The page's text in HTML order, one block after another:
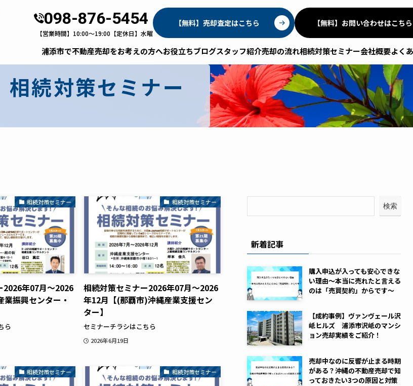
098-876-5454
【営業時間】10:00～19:00【定休日】水曜
【無料】売却査定はこちら 【無料】お問い合わせはこちら
浦添市で不動産売却をお考えの方へお役立ちブログスタッフ紹介売却の流れ相続対策セミナー会社概要よく
相続対策セミナー
相続対策セミナー
2026年07月～2026
振興センター・
ら
相続対策セミナー
相続対策セミナー2026年07月～2026
年12月【(那覇市)沖縄産業支援セン
ター】
セミナーチラシはこちら
2026年6月19日
相続対策セミナー 相続対策セミナー
検索
新着記事
購入申込が入っても安心できな
い理由～本当に売れたと言える
のは「売買契約」からです～
【成約事例】ヴァンヴェール沢
岻ヒルズ 浦添市沢岻のマンシ
ョン売却実績をご紹介！
売却中なのに反響が止まる時期
がある？沖縄の不動産売却で知
っておきたい3つの原因と対策